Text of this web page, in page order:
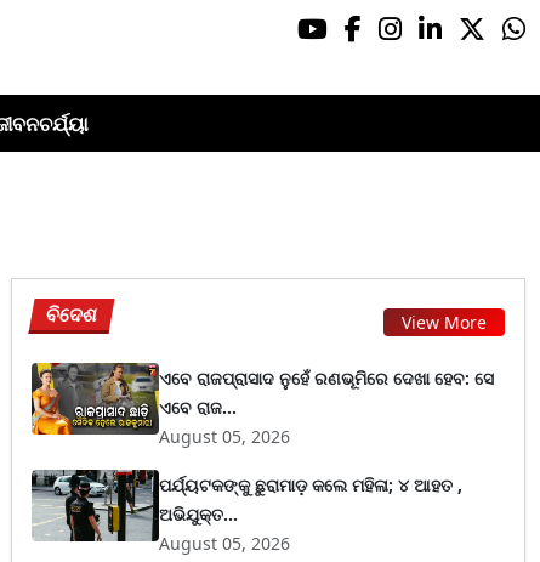
ବିଦେଶ View More
ଏବେ ରାଜପ୍ରାସାଦ ନୁହେଁ ରଣଭୂମିରେ ଦେଖା ହେବ: ସେ
ଏବେ ରାଜ...
August 05, 2026
ପର୍ଯ୍ୟଟକଙ୍କୁ ଛୁରାମାଡ଼ କଲେ ମହିଳା; ୪ ଆହତ ,
ଅଭିଯୁକ୍ତ...
August 05, 2026